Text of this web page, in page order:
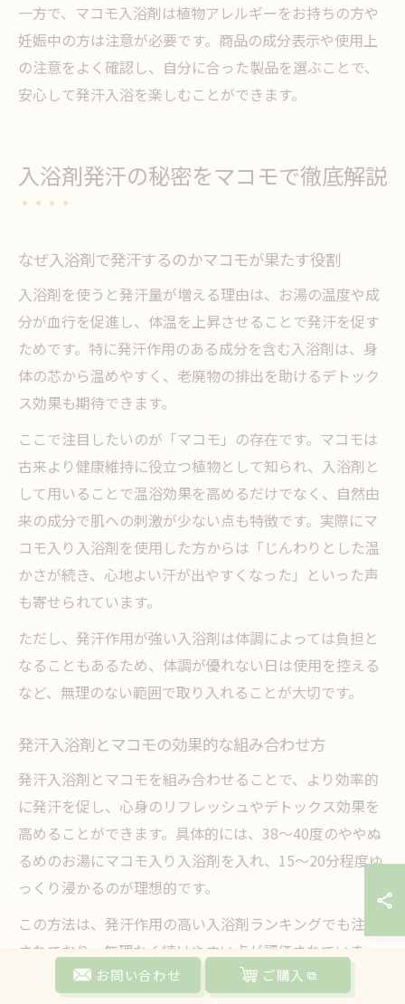
一方で、マコモ入浴剤は植物アレルギーをお持ちの方や
妊娠中の方は注意が必要です。商品の成分表示や使用上
の注意をよく確認し、自分に合った製品を選ぶことで、
安心して発汗入浴を楽しむことができます。
入浴剤発汗の秘密をマコモで徹底解説
なぜ入浴剤で発汗するのかマコモが果たす役割
入浴剤を使うと発汗量が増える理由は、お湯の温度や成
分が血行を促進し、体温を上昇させることで発汗を促す
ためです。特に発汗作用のある成分を含む入浴剤は、身
体の芯から温めやすく、老廃物の排出を助けるデトック
ス効果も期待できます。
ここで注目したいのが「マコモ」の存在です。マコモは
古来より健康維持に役立つ植物として知られ、入浴剤と
して用いることで温浴効果を高めるだけでなく、自然由
来の成分で肌への刺激が少ない点も特徴です。実際にマ
コモ入り入浴剤を使用した方からは「じんわりとした温
かさが続き、心地よい汗が出やすくなった」といった声
も寄せられています。
ただし、発汗作用が強い入浴剤は体調によっては負担と
なることもあるため、体調が優れない日は使用を控える
など、無理のない範囲で取り入れることが大切です。
発汗入浴剤とマコモの効果的な組み合わせ方
発汗入浴剤とマコモを組み合わせることで、より効率的
に発汗を促し、心身のリフレッシュやデトックス効果を
高めることができます。具体的には、38〜40度のややぬ
るめのお湯にマコモ入り入浴剤を入れ、15〜20分程度ゆ
っくり浸かるのが理想的です。
この方法は、発汗作用の高い入浴剤ランキングでも注目
されており、無理なく続けやすい点が評価されていま
す。入浴中はこまめな水分補給を意識し、入浴後は軽く
お問い合わせ ご購入